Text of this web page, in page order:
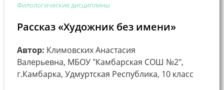
Филологические дисциплины
Рассказ «Художник без имени»
Автор: Климовских Анастасия
Валерьевна, МБОУ "Камбарская СОШ №2",
г.Камбарка, Удмуртская Республика, 10 класс